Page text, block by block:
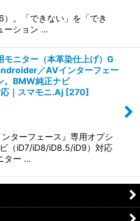
）。「できない」を「でき
ーション …
モニター（本革染仕上げ）G
／AVインターフェー
。BMW純正ナビ
｜スマモニ.Aj [270]
ンターフェース』専用オプシ
（iD7/iD8/iD8.5/iD9）対応
ター …